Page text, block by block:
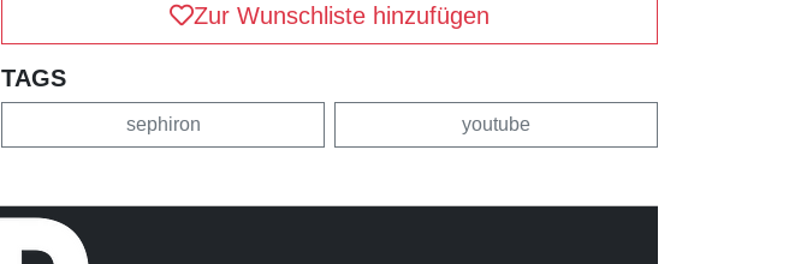
Zur Wunschliste hinzufügen
TAGS
sephiron youtube